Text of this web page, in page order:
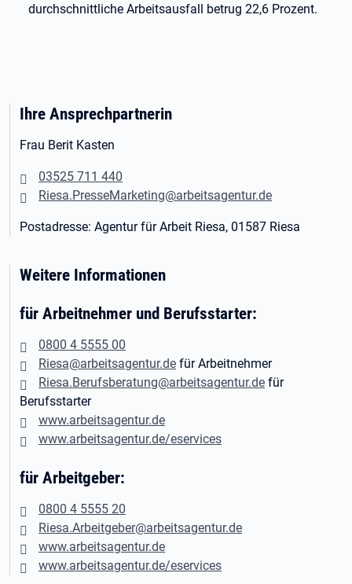
durchschnittliche Arbeitsausfall betrug 22,6 Prozent.
Ihre Ansprechpartnerin
Frau Berit Kasten
03525 711 440
Riesa.PresseMarketing@arbeitsagentur.de
Postadresse: Agentur für Arbeit Riesa, 01587 Riesa
Weitere Informationen
für Arbeitnehmer und Berufsstarter:
0800 4 5555 00
Riesa@arbeitsagentur.de für Arbeitnehmer
Riesa.Berufsberatung@arbeitsagentur.de für
Berufsstarter
www.arbeitsagentur.de
www.arbeitsagentur.de/eservices
für Arbeitgeber:
0800 4 5555 20
Riesa.Arbeitgeber@arbeitsagentur.de
www.arbeitsagentur.de
www.arbeitsagentur.de/eservices